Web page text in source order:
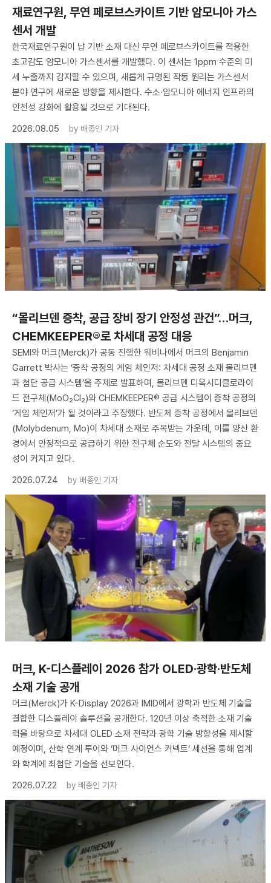
재료연구원, 무연 페로브스카이트 기반 암모니아 가스
센서 개발
한국재료연구원이 납 기반 소재 대신 무연 페로브스카이트를 적용한
초고감도 암모니아 가스센서를 개발했다. 이 센서는 1ppm 수준의 미
세 누출까지 감지할 수 있으며, 새롭게 규명된 작동 원리는 가스센서
분야 연구에 새로운 방향을 제시한다. 수소·암모니아 에너지 인프라의
안전성 강화에 활용될 것으로 기대된다.
2026.08.05
by 배종인 기자
“몰리브덴 증착, 공급 장비 장기 안정성 관건”…머크,
CHEMKEEPER®로 차세대 공정 대응
SEMI와 머크(Merck)가 공동 진행한 웨비나에서 머크의 Benjamin
Garrett 박사는 ‘증착 공정의 게임 체인저: 차세대 공정 소재 몰리브덴
과 첨단 공급 시스템’을 주제로 발표하며, 몰리브덴 디옥시디클로라이
드 전구체(MoO₂Cl₂)와 CHEMKEEPER® 공급 시스템이 증착 공정의
‘게임 체인저’가 될 것이라고 주장했다. 반도체 증착 공정에서 몰리브덴
(Molybdenum, Mo)이 차세대 소재로 주목받는 가운데, 이를 양산 환
경에서 안정적으로 공급하기 위한 전구체 순도와 전달 시스템의 중요
성이 커지고 있다.
2026.07.24
by 배종인 기자
머크, K-디스플레이 2026 참가 OLED·광학·반도체
소재 기술 공개
머크(Merck)가 K-Display 2026과 IMID에서 광학과 반도체 기술을
결합한 디스플레이 솔루션을 공개한다. 120년 이상 축적한 소재 기술
력을 바탕으로 차세대 OLED 소재 전략과 광학 기술 방향성을 제시할
예정이며, 산학 연계 투어와 ‘머크 사이언스 커넥트’ 세션을 통해 업계
와 학계에 최첨단 기술을 선보인다.
2026.07.22
by 배종인 기자